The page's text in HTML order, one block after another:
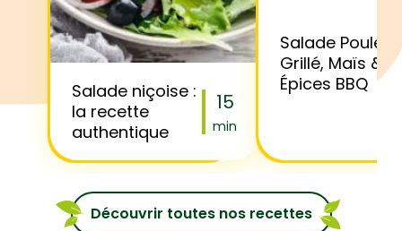
Salade niçoise :
la recette
authentique
15
min
Salade Poulet
Grillé, Maïs &
Épices BBQ
Découvrir toutes nos recettes